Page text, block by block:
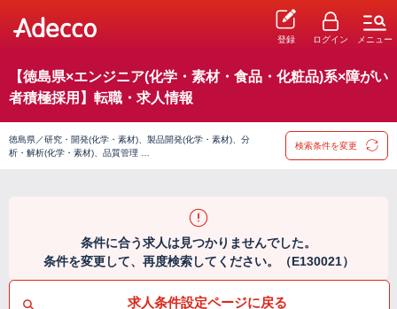
登録 ログイン メニュー
【徳島県×エンジニア(化学・素材・食品・化粧品)系×障がい
者積極採用】転職・求人情報
徳島県／研究・開発(化学・素材)、製品開発(化学・素材)、分
析・解析(化学・素材)、品質管理 …
検索条件を変更
条件に合う求人は見つかりませんでした。
条件を変更して、再度検索してください。（E130021）
求人条件設定ページに戻る